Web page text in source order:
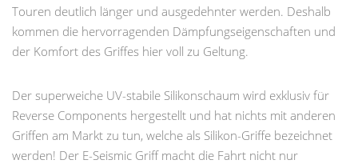
Touren deutlich länger und ausgedehnter werden. Deshalb
kommen die hervorragenden Dämpfungseigenschaften und
der Komfort des Griffes hier voll zu Geltung.
Der superweiche UV-stabile Silikonschaum wird exklusiv für
Reverse Components hergestellt und hat nichts mit anderen
Griffen am Markt zu tun, welche als Silikon-Griffe bezeichnet
werden! Der E-Seismic Griff macht die Fahrt nicht nur